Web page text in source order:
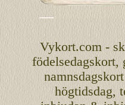
Vykort.com-
födelsedagskort,
namnsdagskort
högtidsdag,